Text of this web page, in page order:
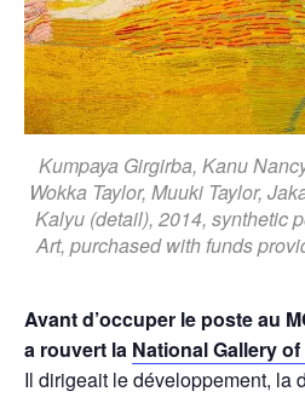
Kumpaya Girgirba, Kanu
Wokka Taylor, Muuki Taylor,
Kalyu (detail), 2014, synthetic
Art, purchased with funds
Avant d’occuper le poste au
a rouvert la National Gallery
Il dirigeait le développement, la